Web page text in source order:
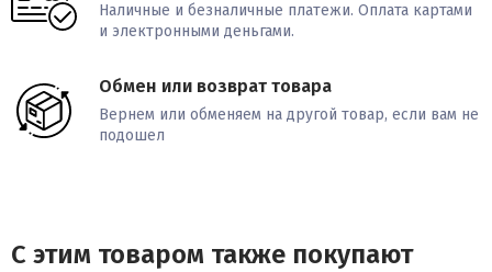
Наличные и безналичные платежи. Оплата картами
и электронными деньгами.
Обмен или возврат товара
Вернем или обменяем на другой товар, если вам не
подошел
С этим товаром также покупают